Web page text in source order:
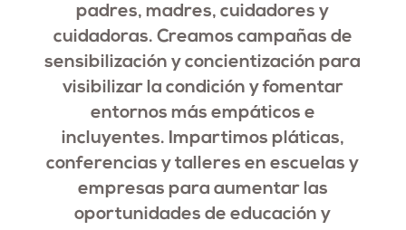
padres, madres, cuidadores y
cuidadoras. Creamos campañas de
sensibilización y concientización para
visibilizar la condición y fomentar
entornos más empáticos e
incluyentes. Impartimos pláticas,
conferencias y talleres en escuelas y
empresas para aumentar las
oportunidades de educación y